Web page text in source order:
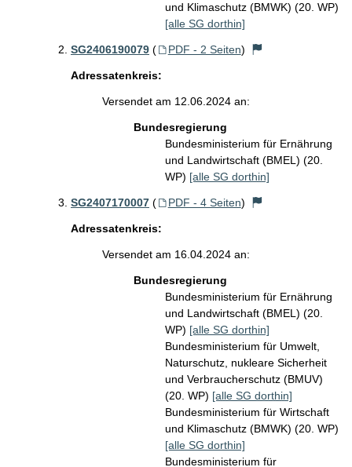
und Klimaschutz (BMWK) (20. WP)
[alle SG dorthin]
SG2406190079 ( PDF - 2 Seiten)
Adressatenkreis:
Versendet am 12.06.2024 an:
Bundesregierung
Bundesministerium für Ernährung
und Landwirtschaft (BMEL) (20.
WP) [alle SG dorthin]
SG2407170007 ( PDF - 4 Seiten)
Adressatenkreis:
Versendet am 16.04.2024 an:
Bundesregierung
Bundesministerium für Ernährung
und Landwirtschaft (BMEL) (20.
WP) [alle SG dorthin]
Bundesministerium für Umwelt,
Naturschutz, nukleare Sicherheit
und Verbraucherschutz (BMUV)
(20. WP) [alle SG dorthin]
Bundesministerium für Wirtschaft
und Klimaschutz (BMWK) (20. WP)
[alle SG dorthin]
Bundesministerium für